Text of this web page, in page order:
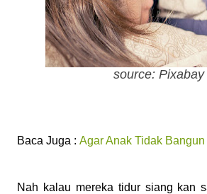
source: Pixabay
Baca Juga : Agar Anak Tidak
Nah kalau mereka tidur siang kan